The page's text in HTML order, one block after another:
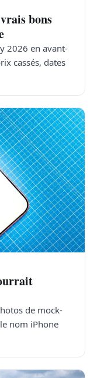
bons
2026 en avant-
cassés, dates
de mock-
nom iPhone